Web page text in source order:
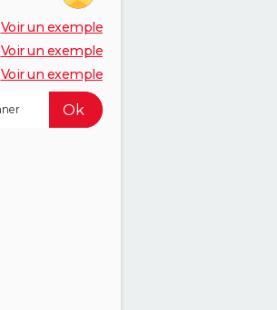
Voir un exemple
Voir un exemple
Voir un exemple